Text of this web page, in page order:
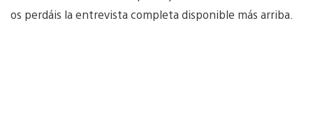
os perdáis la entrevista completa disponible más arriba.